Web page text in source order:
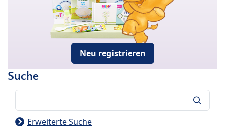
Neu registrieren
Suche
Erweiterte Suche